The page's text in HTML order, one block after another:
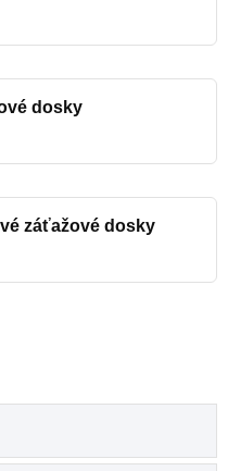
dosky
záťažové dosky